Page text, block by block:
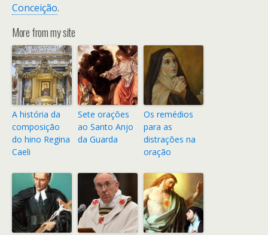
Conceição.
More from my site
A história da
composição
do hino Regina
Caeli
Sete orações
ao Santo Anjo
da Guarda
Os remédios
para as
distrações na
oração